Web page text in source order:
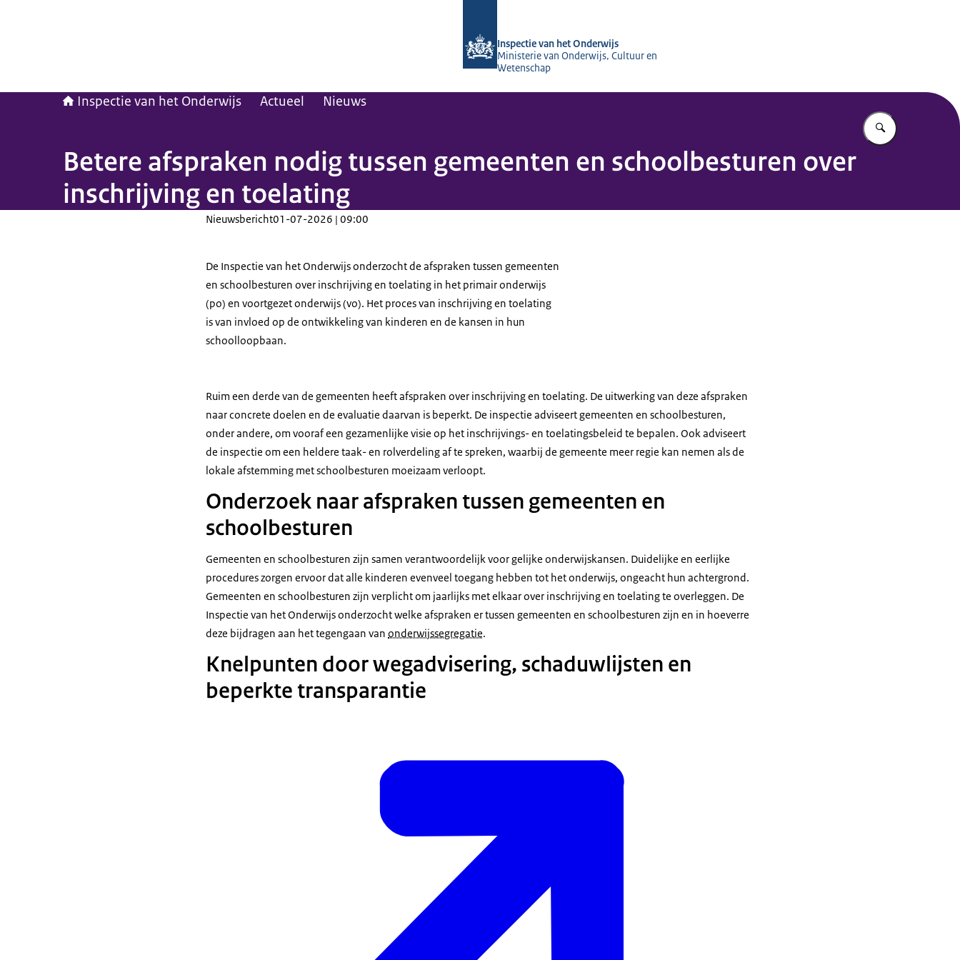
Inspectie van het Onderwijs
Ministerie van Onderwijs, Cultuur en
Wetenschap
Inspectie van het Onderwijs Actueel Nieuws
Vul in wat u
Betere afspraken nodig tussen gemeenten en schoolbesturen over
inschrijving en toelating
Nieuwsbericht01-07-2026 | 09:00
De Inspectie van het Onderwijs onderzocht de afspraken tussen gemeenten
en schoolbesturen over inschrijving en toelating in het primair onderwijs
(po) en voortgezet onderwijs (vo). Het proces van inschrijving en toelating
is van invloed op de ontwikkeling van kinderen en de kansen in hun
schoolloopbaan.
Ruim een derde van de gemeenten heeft afspraken over inschrijving en toelating. De uitwerking van deze afspraken
naar concrete doelen en de evaluatie daarvan is beperkt. De inspectie adviseert gemeenten en schoolbesturen,
onder andere, om vooraf een gezamenlijke visie op het inschrijvings- en toelatingsbeleid te bepalen. Ook adviseert
de inspectie om een heldere taak- en rolverdeling af te spreken, waarbij de gemeente meer regie kan nemen als de
lokale afstemming met schoolbesturen moeizaam verloopt.
Onderzoek naar afspraken tussen gemeenten en
schoolbesturen
Gemeenten en schoolbesturen zijn samen verantwoordelijk voor gelijke onderwijskansen. Duidelijke en eerlijke
procedures zorgen ervoor dat alle kinderen evenveel toegang hebben tot het onderwijs, ongeacht hun achtergrond.
Gemeenten en schoolbesturen zijn verplicht om jaarlijks met elkaar over inschrijving en toelating te overleggen. De
Inspectie van het Onderwijs onderzocht welke afspraken er tussen gemeenten en schoolbesturen zijn en in hoeverre
deze bijdragen aan het tegengaan van onderwijssegregatie.
Knelpunten door wegadvisering, schaduwlijsten en
beperkte transparantie